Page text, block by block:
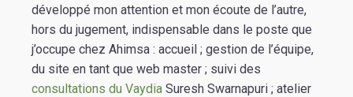
développé mon attention et mon écoute de l’autre,
hors du jugement, indispensable dans le poste que
j’occupe chez Ahimsa : accueil ; gestion de l’équipe,
du site en tant que web master ; suivi des
consultations du Vaydia Suresh Swarnapuri ; atelier